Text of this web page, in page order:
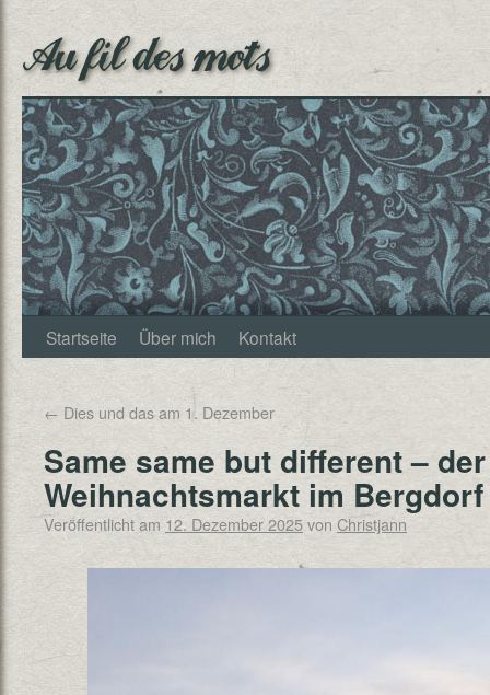
Au fil des mots
Startseite Über mich Kontakt
← Dies und das am 1. Dezember
Same same but different – der
Weihnachtsmarkt im Bergdorf
Veröffentlicht am 12. Dezember 2025von Christjann